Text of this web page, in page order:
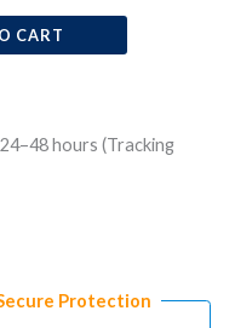
CART
hours (Tracking
Protection